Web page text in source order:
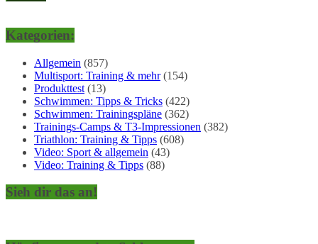
Kategorien:
Allgemein (857)
Multisport: Training & mehr(154)
Produkttest (13)
Schwimmen: Tipps & Tricks (422)
Schwimmen: Trainingspläne (362)
Trainings-Camps & T3-Impressionen (382)
Triathlon: Training & Tipps (608)
Video: Sport & allgemein (43)
Video: Training & Tipps (88)
Sieh dir das an!